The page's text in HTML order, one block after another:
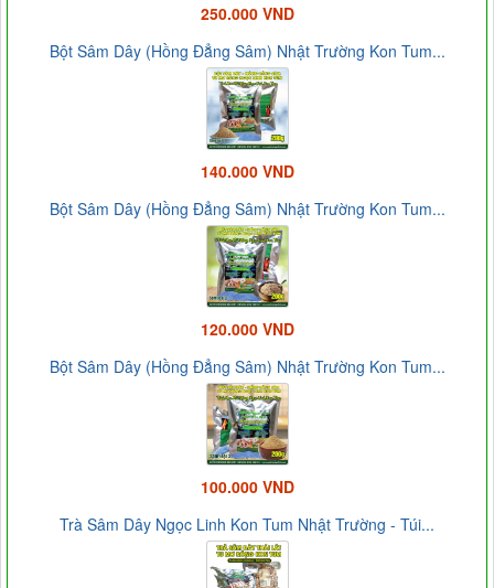
250.000 VND
Bột Sâm Dây (Hồng Đẳng Sâm) Nhật Trường Kon Tum...
140.000 VND
Bột Sâm Dây (Hồng Đẳng Sâm) Nhật Trường Kon Tum...
120.000 VND
Bột Sâm Dây (Hồng Đẳng Sâm) Nhật Trường Kon Tum...
100.000 VND
Trà Sâm Dây Ngọc Linh Kon Tum Nhật Trường - Túi...